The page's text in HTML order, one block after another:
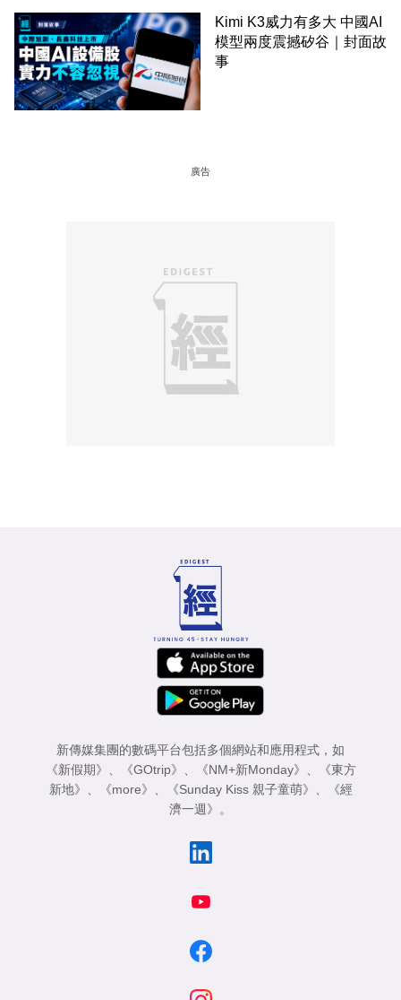
Kimi K3威力有多大 中國AI
模型兩度震撼矽谷｜封面故
事
廣告
新傳媒集團的數碼平台包括多個網站和應用程式，如
《新假期》
《GOtrip》 《NM+新Monday》
《東方
新地》
《more》 《Sunday Kiss 親子童萌》
《經
濟一週》
。